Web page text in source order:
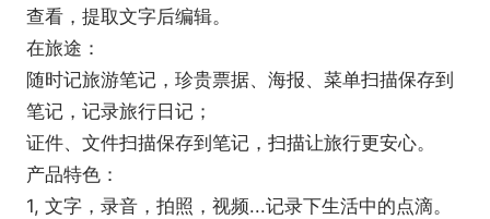
查看，提取文字后编辑。
在旅途：
随时记旅游笔记，珍贵票据、海报、菜单扫描保存到
笔记，记录旅行日记；
证件、文件扫描保存到笔记，扫描让旅行更安心。
产品特色：
1, 文字，录音，拍照，视频...记录下生活中的点滴。